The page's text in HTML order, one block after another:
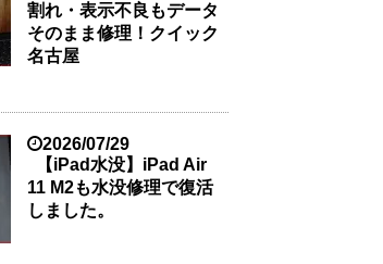
割れ・表示不良もデータ
そのまま修理！クイック
名古屋
2026/07/29
【iPad水没】iPad Air
11 M2も水没修理で復活
しました。